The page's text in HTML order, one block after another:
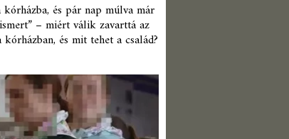
és pár nap múlva már
– miért válik zavarttá az
és mit tehet a család?